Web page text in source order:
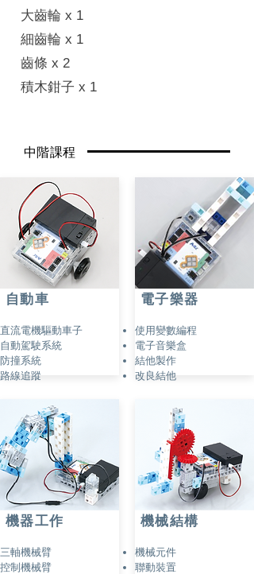
大齒輪 x 1
細齒輪 x 1
齒條 x 2
積木鉗子 x 1
​中階課程
自動車
直流電機驅動車子
自動駕駛系統
防撞系統
路線追蹤
​機器工作
三軸機械臂
控制機械臂
電子樂器
使用變數編程
電子音樂盒
結他製作
改良結他
​機械結構
機械元件
聯動裝置